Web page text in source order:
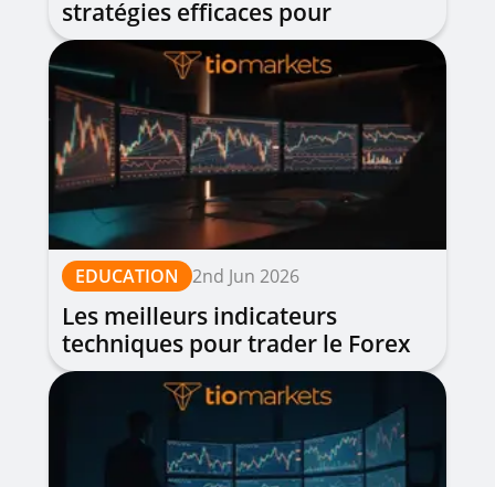
stratégies efficaces pour
protéger votre capital
EDUCATION 2nd Jun 2026
Les meilleurs indicateurs
techniques pour trader le Forex
en 2025